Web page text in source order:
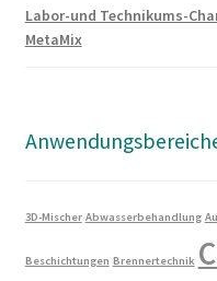
Labor-und Technikums-
MetaMix
3D-Mischer Abwasserbehandlung
Beschichtungen Brennertechnik